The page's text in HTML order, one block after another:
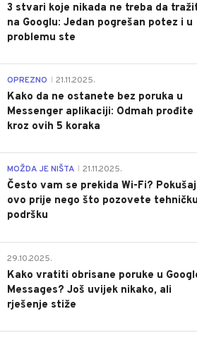
3 stvari koje nikada ne treba da
na Googlu: Jedan pogrešan potez i u
problemu ste
OPREZNO 21.11.2025.
Kako da ne ostanete bez poruka u
Messenger aplikaciji: Odmah prođite
kroz ovih 5 koraka
MOŽDA JE NIŠTA 21.11.2025.
Često vam se prekida Wi-Fi?
ovo prije nego što pozovete tehničku
podršku
29.10.2025.
Kako vratiti obrisane poruke u
Messages? Još uvijek nikako, ali
rješenje stiže